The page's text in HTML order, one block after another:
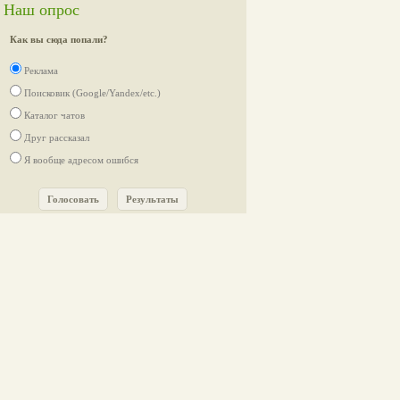
Наш опрос
Как вы сюда попали?
Реклама
Поисковик (Google/Yandex/etc.)
Каталог чатов
Друг рассказал
Я вообще адресом ошибся
Голосовать Результаты